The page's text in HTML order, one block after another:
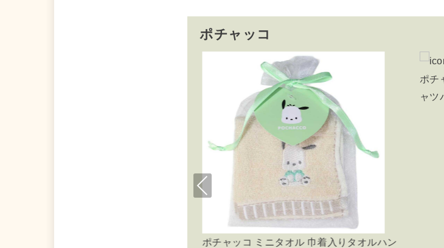
ポチャッコ
ポチャッコ ミニタオル 巾着入りタオルハン
ポチャッコ ふわぬくフランネル前開きシ
ャツパジャマ
Pre